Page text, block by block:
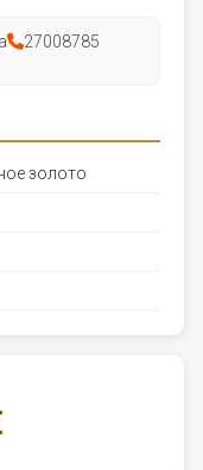
27008785
золото